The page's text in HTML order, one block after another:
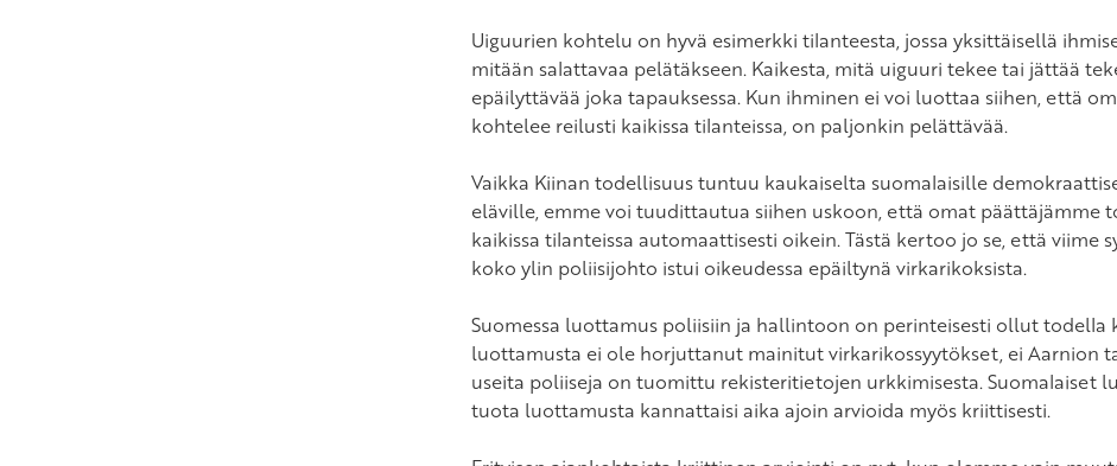
Uiguurien kohtelu on hyvä esimerkki tilanteesta, jossa yksittäisellä
mitään salattavaa pelätäkseen. Kaikesta, mitä uiguuri tekee tai jättää
epäilyttävää joka tapauksessa. Kun ihminen ei voi luottaa siihen, että
kohtelee reilusti kaikissa tilanteissa, on paljonkin pelättävää.
Vaikka Kiinan todellisuus tuntuu kaukaiselta suomalaisille
eläville, emme voi tuudittautua siihen uskoon, että omat päättäjämme
kaikissa tilanteissa automaattisesti oikein. Tästä kertoo jo se, että viime
koko ylin poliisijohto istui oikeudessa epäiltynä virkarikoksista.
Suomessa luottamus poliisiin ja hallintoon on perinteisesti ollut todella
luottamusta ei ole horjuttanut mainitut virkarikossyytökset, ei Aarnion
useita poliiseja on tuomittu rekisteritietojen urkkimisesta. Suomalaiset
tuota luottamusta kannattaisi aika ajoin arvioida myös kriittisesti.